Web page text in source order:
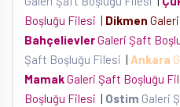
Boşluğu Filesi | Dikmen
BahçelievlerGaleri Şaft
Şaft Boşluğu Filesi | Ankara
MamakGaleri Şaft Boşluğu
Boşluğu Filesi | Ostim Galeri